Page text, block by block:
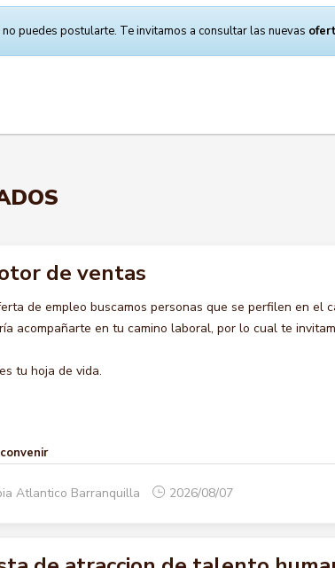
puedes postularte. Te invitamos a consultar las nuevas
de ventas
de empleo buscamos personas que se perfilen en el
acompañarte en tu camino laboral, por lo cual te
tu hoja de vida.
Atlantico Barranquilla 2026/08/07